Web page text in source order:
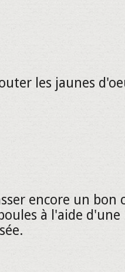
les jaunes
encore un bon
à l'aide